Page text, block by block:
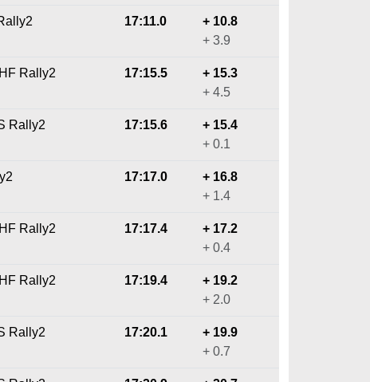
17:11.0
+ 10.8
+ 3.9
Rally2
17:15.5
+ 15.3
+ 4.5
Rally2
17:15.6
+ 15.4
+ 0.1
17:17.0
+ 16.8
+ 1.4
Rally2
17:17.4
+ 17.2
+ 0.4
Rally2
17:19.4
+ 19.2
+ 2.0
Rally2
17:20.1
+ 19.9
+ 0.7